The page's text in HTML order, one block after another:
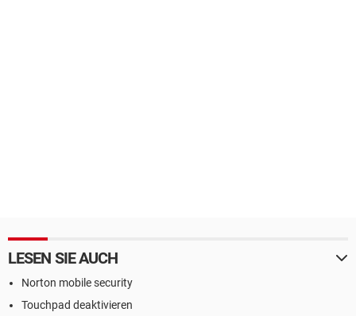
LESEN SIE AUCH
Norton mobile security
Touchpad deaktivieren